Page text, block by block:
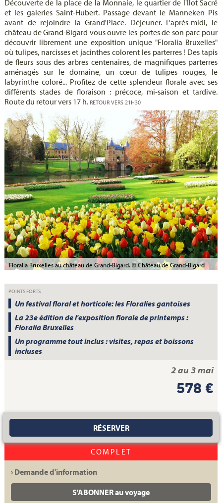
Découverte de la place de la Monnaie, le quartier de l'Ilot Sacré
et les galeries Saint-Hubert. Passage devant le Manneken Pis
avant de rejoindre la Grand'Place. Déjeuner. L'après-midi, le
château de Grand-Bigard vous ouvre les portes de son parc pour
découvrir librement une exposition unique "Floralia Bruxelles"
où tulipes, narcisses et jacinthes colorent les parterres ! Des tapis
de fleurs sous des arbres centenaires, de magnifiques parterres
aménagés sur le domaine, un cœur de tulipes rouges, le
labyrinthe coloré... Profitez de cette splendeur florale avec ses
différents stades de floraison : précoce, mi-saison et tardive.
Route du retour vers 17 h. RETOUR VERS 21H30
Floralia Bruxelles au château de Grand-Bigard. © Château de Grand-Bigard
POINTS FORTS
Un festival floral et horticole: les Floralies gantoises
La 23e édition de l'exposition florale de printemps :
Floralia Bruxelles
Un programme tout inclus : visites, repas et boissons
incluses
2 au 3 mai
578 €
RÉSERVER
COMPLET
› Demande d'information
S'ABONNER au voyage